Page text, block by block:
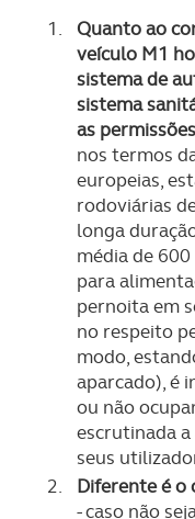
Quanto ao
veículo M1
sistema de
sistema
as
nos termos
europeias,
rodoviárias
longa
média de
para
pernoita em
no respeito
modo,
aparcado), é
ou não
escrutinada
seus
Diferente é o
- caso não